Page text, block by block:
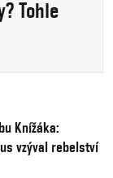
Tohle
Knížáka:
vzýval rebelství